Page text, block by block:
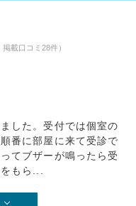
載口コミ28件）
した。受付では個室の
番に部屋に来て受診で
てブザーが鳴ったら受
もら...